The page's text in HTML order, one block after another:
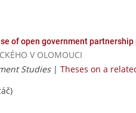
of open government
V OLOMOUCI
Studies| Theses on a